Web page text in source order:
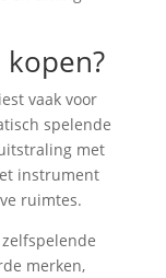
vaak voor
spelende
met
instrument
ruimtes.
merken,